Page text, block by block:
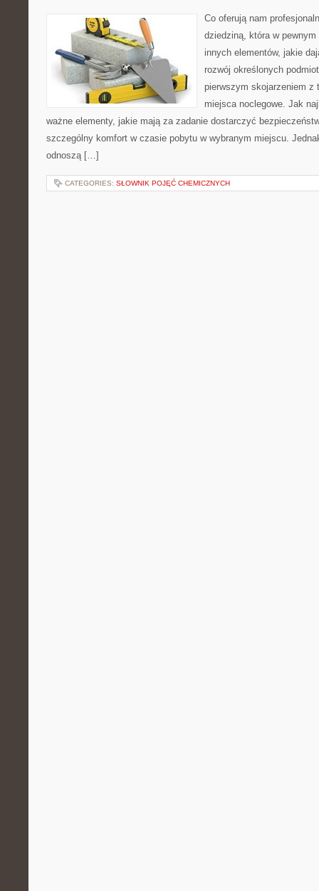
Co oferują nam
dziedziną, która w
innych elementów, jakie
rozwój określonych
pierwszym skojarzeniem z
miejsca noclegowe. Jak
ważne elementy, jakie mają za zadanie dostarczyć
szczególny komfort w czasie pobytu w wybranym miejscu.
odnoszą […]
CATEGORIES: SŁOWNIK POJĘĆ CHEMICZNYCH